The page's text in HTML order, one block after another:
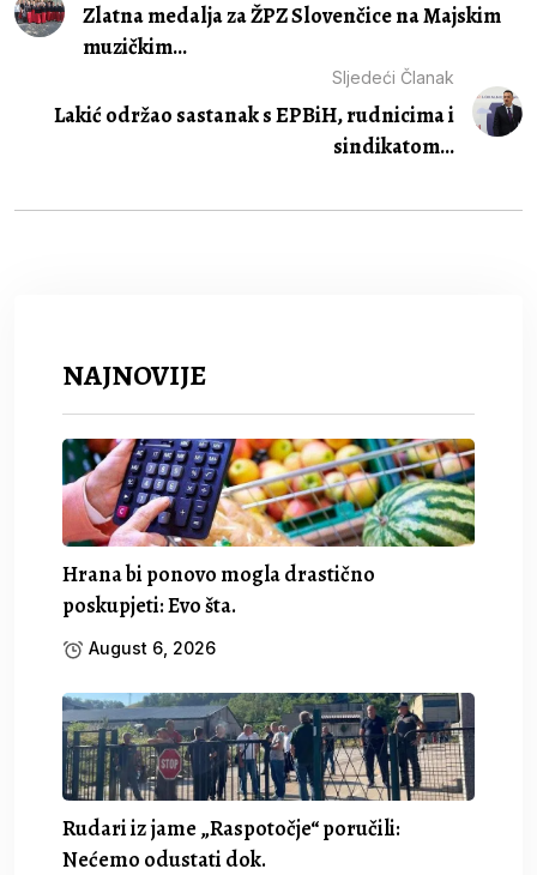
Zlatna medalja za ŽPZ Slovenčice na Majskim
muzičkim...
Sljedeći Članak
Lakić održao sastanak s EPBiH, rudnicima i
sindikatom...
NAJNOVIJE
Hrana bi ponovo mogla drastično
poskupjeti: Evo šta.
August 6, 2026
Rudari iz jame „Raspotočje“ poručili:
Nećemo odustati dok.